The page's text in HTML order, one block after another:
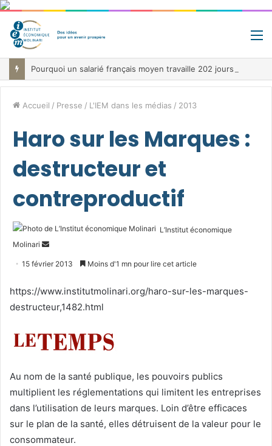
Accueil / Presse / L'IEM dans les médias / 2013
Haro sur les Marques :
destructeur et
contreproductif
L’Institut économique
Molinari
Envoyer
15 février 2013 Moins d'1 mn pour lire cet article
https://www.institutmolinari.org/haro-sur-les-marques-
destructeur,1482.html
Au nom de la santé publique, les pouvoirs publics
multiplient les réglementations qui limitent les entreprises
dans l’utilisation de leurs marques. Loin d’être efficaces
sur le plan de la santé, elles détruisent de la valeur pour le
consommateur.